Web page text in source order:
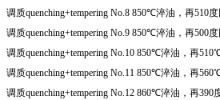
调质quenching+tempering No.8 850℃淬油，再510
调质quenching+tempering No.9 850℃淬油，再500
调质quenching+tempering No.10 850℃淬油，再
调质quenching+tempering No.11 850℃淬油，再
调质quenching+tempering No.12 860℃淬油，再390